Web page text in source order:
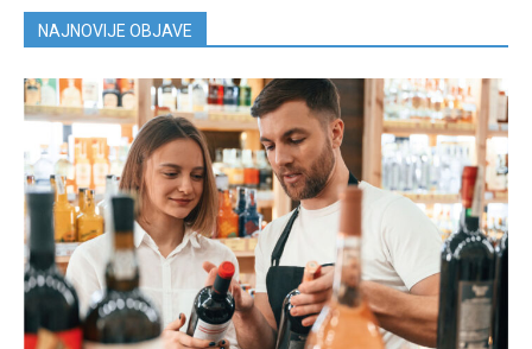
NAJNOVIJE OBJAVE